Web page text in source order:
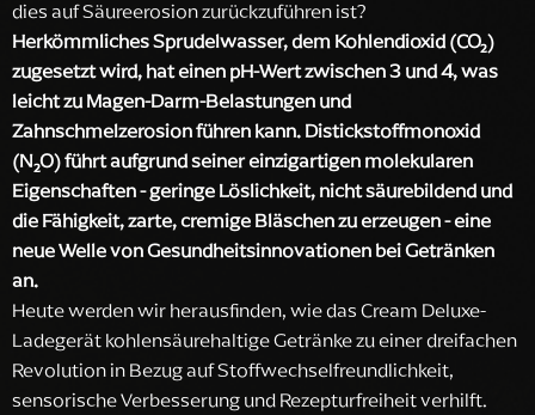
dies auf Säureerosion zurückzuführen ist?
Herkömmliches Sprudelwasser, dem Kohlendioxid (CO₂)
zugesetzt wird, hat einen pH-Wert zwischen 3 und 4, was
leicht zu Magen-Darm-Belastungen und
Zahnschmelzerosion führen kann. Distickstoffmonoxid
(N₂O) führt aufgrund seiner einzigartigen molekularen
Eigenschaften - geringe Löslichkeit, nicht säurebildend und
die Fähigkeit, zarte, cremige Bläschen zu erzeugen - eine
neue Welle von Gesundheitsinnovationen bei Getränken
an.
Heute werden wir herausfinden, wie das Cream Deluxe-
Ladegerät kohlensäurehaltige Getränke zu einer dreifachen
Revolution in Bezug auf Stoffwechselfreundlichkeit,
sensorische Verbesserung und Rezepturfreiheit verhilft.